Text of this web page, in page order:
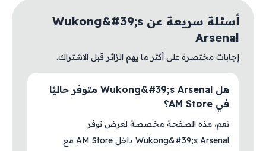
أسئلة سريعة عن Wukong&#39;s
Arsenal
إجابات مختصرة على أكثر ما يهم الزائر قبل الاشتراك.
هل Wukong&#39;s Arsenal متوفر حاليًا
في AM Store؟
نعم، هذه الصفحة مخصصة لعرض توفر
Wukong&#39;s Arsenal داخل AM Store مع